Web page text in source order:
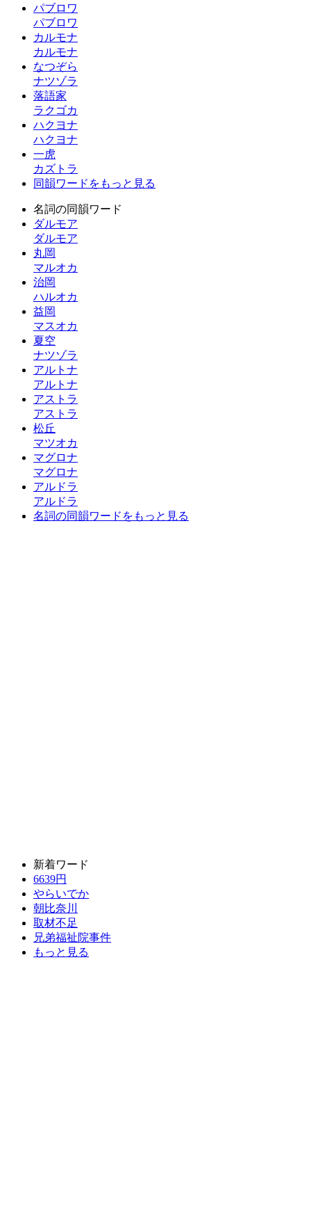
パブロワ
パブロワ
カルモナ
カルモナ
なつぞら
ナツゾラ
落語家
ラクゴカ
ハクヨナ
ハクヨナ
一虎
カズトラ
同韻ワードをもっと見る
名詞の同韻ワード
ダルモア
ダルモア
丸岡
マルオカ
治岡
ハルオカ
益岡
マスオカ
夏空
ナツゾラ
アルトナ
アルトナ
アストラ
アストラ
松丘
マツオカ
マグロナ
マグロナ
アルドラ
アルドラ
名詞の同韻ワードをもっと見る
新着ワード
6639円
やらいでか
朝比奈川
取材不足
兄弟福祉院事件
もっと見る